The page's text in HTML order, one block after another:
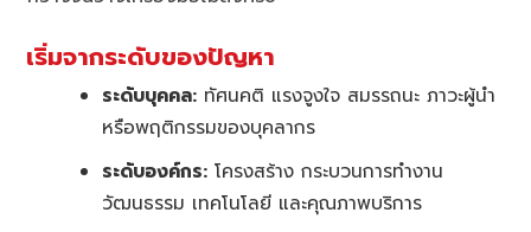
เริ่มจากระดับของปัญหา
ระดับบุคคล: ทัศนคติ แรงจูงใจ สมรรถนะ ภาวะผู้นำ
หรือพฤติกรรมของบุคลากร
ระดับองค์กร: โครงสร้าง กระบวนการทำงาน
วัฒนธรรม เทคโนโลยี และคุณภาพบริการ